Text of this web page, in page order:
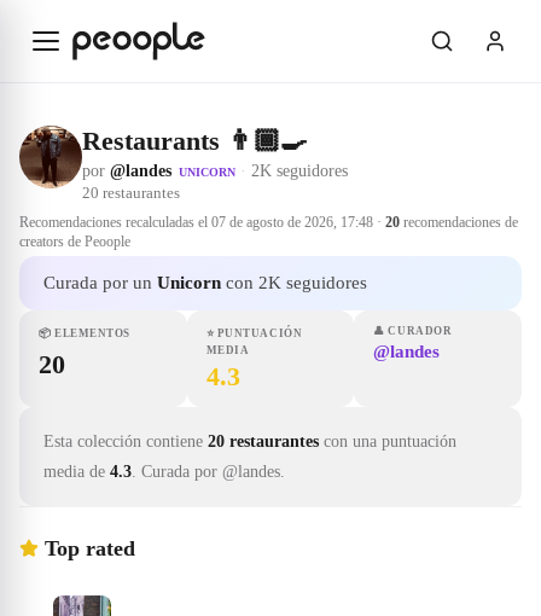
Restaurants 👨🏾‍🍳
por @landes UNICORN · 2K seguidores
20 restaurantes
Recomendaciones recalculadas el 07 de agosto de 2026, 17:48 · 20 recomendaciones de
creators de Peoople
Curada por un Unicorn con 2K seguidores
📦 ELEMENTOS
20
⭐ PUNTUACIÓN
MEDIA
4.3
👤 CURADOR
@landes
Esta colección contiene 20 restaurantes con una puntuación
media de 4.3. Curada por @landes.
Top rated